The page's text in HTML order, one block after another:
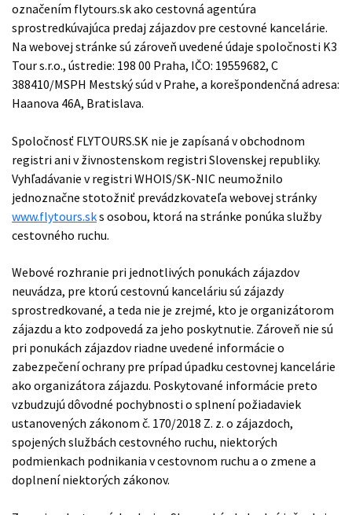
označením flytours.sk ako cestovná agentúra
sprostredkúvajúca predaj zájazdov pre cestovné kancelárie.
Na webovej stránke sú zároveň uvedené údaje spoločnosti K3
Tour s.r.o., ústredie: 198 00 Praha, IČO: 19559682, C
388410/MSPH Mestský súd v Prahe, a korešpondenčná adresa:
Haanova 46A, Bratislava.
Spoločnosť FLYTOURS.SK nie je zapísaná v obchodnom
registri ani v živnostenskom registri Slovenskej republiky.
Vyhľadávanie v registri WHOIS/SK-NIC neumožnilo
jednoznačne stotožniť prevádzkovateľa webovej stránky
www.flytours.sks osobou, ktorá na stránke ponúka služby
cestovného ruchu.
Webové rozhranie pri jednotlivých ponukách zájazdov
neuvádza, pre ktorú cestovnú kanceláriu sú zájazdy
sprostredkované, a teda nie je zrejmé, kto je organizátorom
zájazdu a kto zodpovedá za jeho poskytnutie. Zároveň nie sú
pri ponukách zájazdov riadne uvedené informácie o
zabezpečení ochrany pre prípad úpadku cestovnej kancelárie
ako organizátora zájazdu. Poskytované informácie preto
vzbudzujú dôvodné pochybnosti o splnení požiadaviek
ustanovených zákonom č. 170/2018 Z. z. o zájazdoch,
spojených službách cestovného ruchu, niektorých
podmienkach podnikania v cestovnom ruchu a o zmene a
doplnení niektorých zákonov.